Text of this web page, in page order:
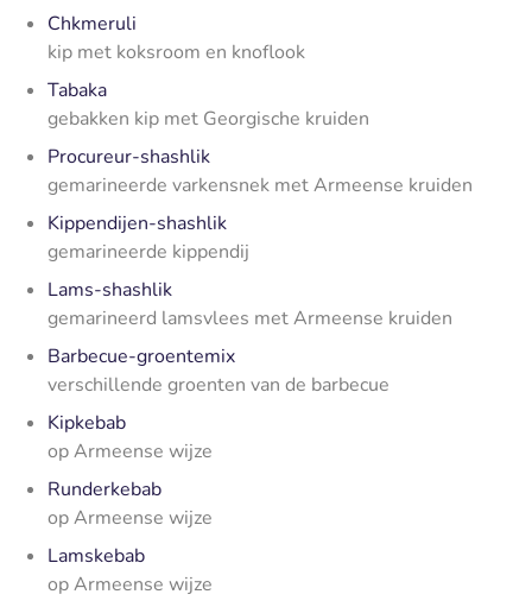
Chkmeruli
kip met koksroom en knoflook
Tabaka
gebakken kip met Georgische kruiden
Procureur-shashlik
gemarineerde varkensnek met Armeense kruiden
Kippendijen-shashlik
gemarineerde kippendij
Lams-shashlik
gemarineerd lamsvlees met Armeense kruiden
Barbecue-groentemix
verschillende groenten van de barbecue
Kipkebab
op Armeense wijze
Runderkebab
op Armeense wijze
Lamskebab
op Armeense wijze